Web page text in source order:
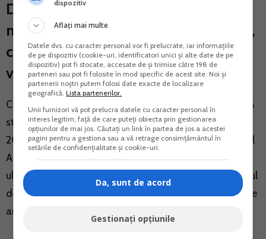
Declaratia unica s-a modificat! Iata
modul corect de completare in 2025,
cu exemple pentru toate tipurile de
venit!
Cu privire la Declaratia unica (D212), este important sa
stiti ca a suferit modificari semnificative pentru anul
2025. Aceste modificari au fost introduse prin Ordinul
ANAF nr. 7015/2024, publicat in Monitorul Oficial in
ultima zi a anului trecut, si vizeaza in principal procesul
de stabilire si definitivare a obligatiilor fiscale aferente
anului 2024.
dispozitiv
Aflați mai multe
Datele dvs. cu caracter personal vor fi prelucrate, iar informațiile
de pe dispozitiv (cookie-uri, identificatori unici și alte date de pe
dispozitiv) pot fi stocate, accesate de și trimise către 198 de
parteneri sau pot fi folosite în mod specific de acest site. Noi și
partenerii noștri putem folosi date exacte de localizare
geografică.Lista partenerilor.
Unii furnizori vă pot prelucra datele cu caracter personal în
interes legitim, față de care puteți obiecta prin gestionarea
opțiunilor de mai jos. Căutați un link în partea de jos a acestei
pagini pentru a gestiona sau a vă retrage consimțământul în
setările de confidențialitate și cookie-uri.
Da, sunt de acord
Gestionați opțiunile